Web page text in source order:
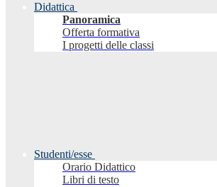
Didattica
Panoramica
Offerta formativa
I progetti delle classi
Studenti/esse
Orario Didattico
Libri di testo